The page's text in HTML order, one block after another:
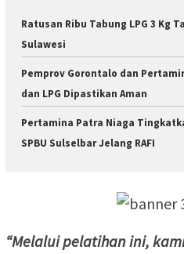
Ratusan Ribu Tabung LPG 3 Kg
Sulawesi
Pemprov Gorontalo dan
dan LPG Dipastikan Aman
Pertamina Patra Niaga
SPBU Sulselbar Jelang RAFI
“Melalui pelatihan ini,